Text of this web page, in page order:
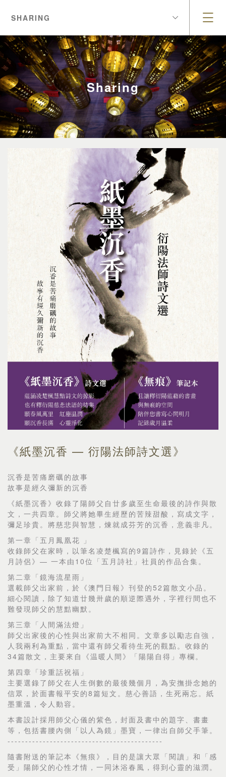
SHARING
Sharing
《紙墨沉香 — 衍陽法師詩文選》
沉香是苦痛磨礪的故事
故事是經久彌新的沉香
《紙墨沉香》收錄了陽師父自廿多歲至生命最後的詩作與散
文，一共四章。師父將她畢生經歷的苦辣甜酸，寫成文字，
彌足珍貴。將慈悲與智慧，煉就成芬芳的沉香，意義非凡。
第一章「五月鳳凰花 」
收錄師父在家時，以筆名凌楚楓寫的9篇詩作，見錄於《五
月詩侶》— 一本由10位「五月詩社」社員的作品合集。
第二章「鏡海流星雨」
選載師父出家前，於《澳門日報》刊登的52篇散文小品。
細心閱讀，除了知道廿幾卅歲的順逆際遇外，字裡行間也不
難發現師父的慧黠幽默。
第三章「人間滿法燈」
師父出家後的心性與出家前大不相同。文章多以勵志自強，
人我兩利為重點，當中還有師父看待生死的觀點。收錄的
34篇散文，主要來自《温暖人間》「陽陽自得」專欄。
第四章「珍重話祝福」
主要選錄了師父在人生倒數的最後幾個月，為安撫掛念她的
信眾，於面書報平安的8篇短文。慈心善語，生死兩忘。紙
墨重溫，令人動容。
本書設計採用師父心儀的紫色，封面及書中的題字、書畫
等，包括書腰內側「以人為鏡」墨寶，一律出自師父手筆。
--------------------------------------------
隨書附送的筆記本《無痕》，目的是讓大眾「閱讀」和「感
受」陽師父的心性才情，一同沐浴春風，得到心靈的滋潤。